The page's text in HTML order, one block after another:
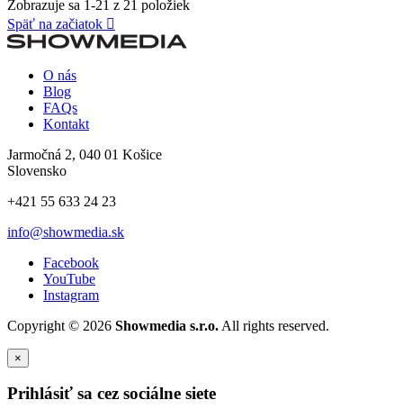
Zobrazuje sa 1-21 z 21 položiek
Späť na začiatok 
O nás
Blog
FAQs
Kontakt
Jarmočná 2, 040 01 Košice
Slovensko
+421 55 633 24 23
info@showmedia.sk
Facebook
YouTube
Instagram
Copyright © 2026 Showmedia s.r.o. All rights reserved.
×
Prihlásiť sa cez sociálne siete